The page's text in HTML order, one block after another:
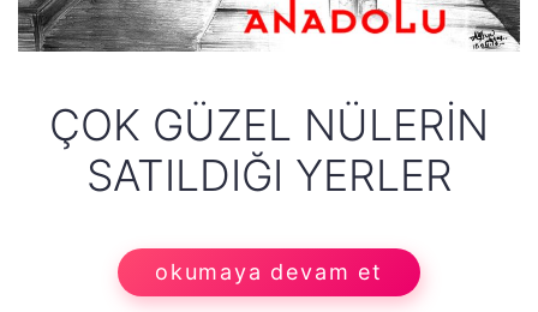
ÇOK GÜZEL NÜLERIN
SATILDIĞI YERLER
okumaya devam et